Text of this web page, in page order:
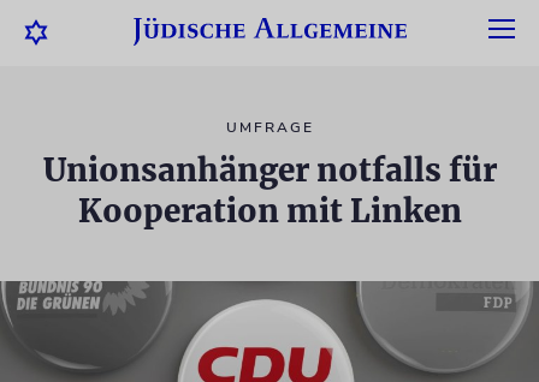
UMFRAGE
Unionsanhänger notfalls für
Kooperation mit Linken